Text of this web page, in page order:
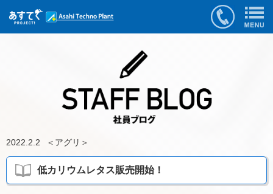
2022.2.2 ＜ アグリ ＞
低カリウムレタス販売開始！